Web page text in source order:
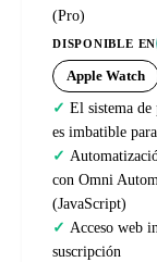
(Pro)
DISPONIBLE EN
Apple Watch
El sistema de
es imbatible
con Omni
(JavaScript)
Acceso web
suscripción